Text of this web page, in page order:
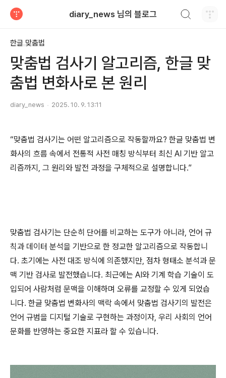
diary_news 님의 블로그
한글 맞춤법
맞춤법 검사기 알고리즘, 한글 맞
춤법 변화사로 본 원리
diary_news 2025. 10. 9. 13:11
“맞춤법 검사기는 어떤 알고리즘으로 작동할까요? 한글 맞춤법 변
화사의 흐름 속에서 전통적 사전 매칭 방식부터 최신 AI 기반 알고
리즘까지, 그 원리와 발전 과정을 구체적으로 설명합니다.”
맞춤법 검사기는 단순히 단어를 비교하는 도구가 아니라, 언어 규
칙과 데이터 분석을 기반으로 한 정교한 알고리즘으로 작동합니
다. 초기에는 사전 대조 방식에 의존했지만, 점차 형태소 분석과 문
맥 기반 검사로 발전했습니다. 최근에는 AI와 기계 학습 기술이 도
입되어 사람처럼 문맥을 이해하며 오류를 교정할 수 있게 되었습
니다. 한글 맞춤법 변화사의 맥락 속에서 맞춤법 검사기의 발전은
언어 규범을 디지털 기술로 구현하는 과정이자, 우리 사회의 언어
문화를 반영하는 중요한 지표라 할 수 있습니다.